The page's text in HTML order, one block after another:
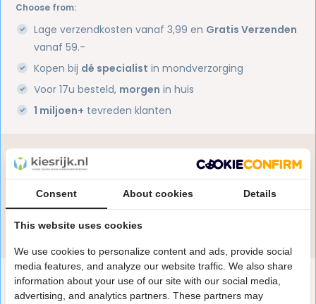
Choose from:
Lage verzendkosten vanaf 3,99 en Gratis Verzenden
vanaf 59.-
Kopen bij dé specialist in mondverzorging
Voor 17u besteld, morgen in huis
1 miljoen+ tevreden klanten
Productomschrijving
Heb je een vraag over dit product?
Onze specialisten helpen je graag! Spreek ons aan
in de chat of stuur een e-mail.
Stuur e-mail
Consent About cookies Details
This website uses cookies
We use cookies to personalize content and ads, provide social
media features, and analyze our website traffic. We also share
information about your use of our site with our social media,
advertising, and analytics partners. These partners may